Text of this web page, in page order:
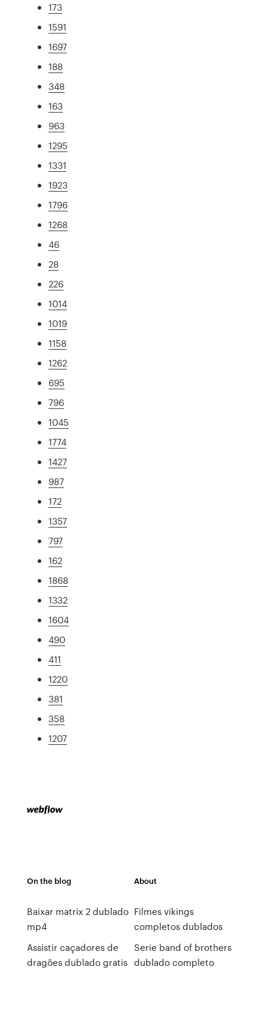
173
1591
1697
188
348
163
963
1295
1331
1923
1796
1268
46
28
226
1014
1019
1158
1262
695
796
1045
1774
1427
987
172
1357
797
162
1868
1332
1604
490
411
1220
381
358
1207
On the blog
Baixar matrix 2 dublado
mp4
Assistir caçadores de
dragões dublado gratis
About
Filmes vikings
completos dublados
Serie band of brothers
dublado completo